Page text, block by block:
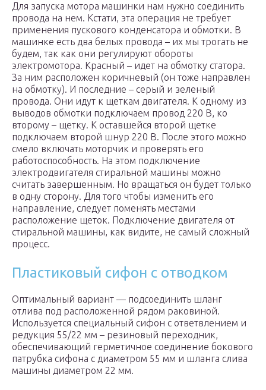
Для запуска мотора машинки нам нужно соединить
провода на нем. Кстати, эта операция не требует
применения пускового конденсатора и обмотки. В
машинке есть два белых провода – их мы трогать не
будем, так как они регулируют обороты
электромотора. Красный – идет на обмотку статора.
За ним расположен коричневый (он тоже направлен
на обмотку). И последние – серый и зеленый
провода. Они идут к щеткам двигателя. К одному из
выводов обмотки подключаем провод 220 В, ко
второму – щетку. К оставшейся второй щетке
подключаем второй шнур 220 В. После этого можно
смело включать моторчик и проверять его
работоспособность. На этом подключение
электродвигателя стиральной машины можно
считать завершенным. Но вращаться он будет только
в одну сторону. Для того чтобы изменить его
направление, следует поменять местами
расположение щеток. Подключение двигателя от
стиральной машины, как видите, не самый сложный
процесс.
Пластиковый сифон с отводком
Оптимальный вариант — подсоединить шланг
отлива под расположенной рядом раковиной.
Используется специальный сифон с ответвлением и
редукция 55/22 мм – резиновый переходник,
обеспечивающий герметичное соединение бокового
патрубка сифона с диаметром 55 мм и шланга слива
машины диаметром 22 мм.